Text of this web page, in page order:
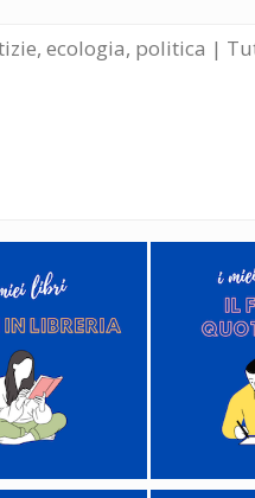
ecologia, politica |